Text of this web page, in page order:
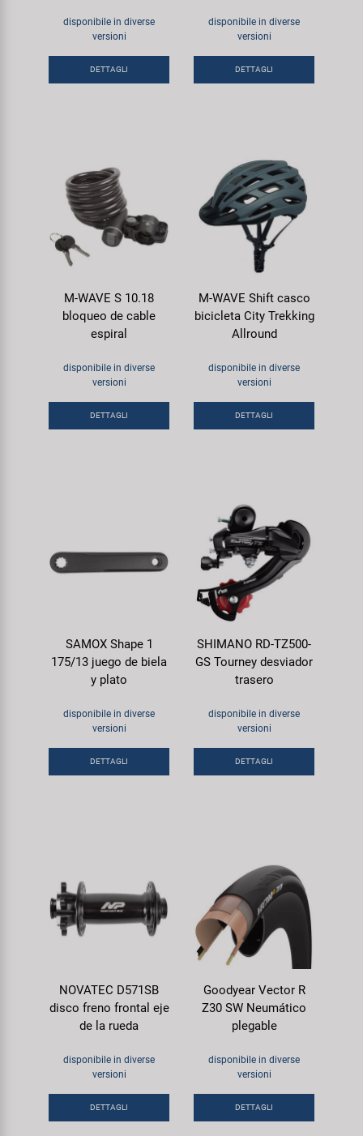
disponibile in diverse
versioni
DETTAGLI
disponibile in diverse
versioni
DETTAGLI
M-WAVE S 10.18
bloqueo de cable
espiral
disponibile in diverse
versioni
DETTAGLI
M-WAVE Shift casco
bicicleta City Trekking
Allround
disponibile in diverse
versioni
DETTAGLI
SAMOX Shape 1
175/13 juego de biela
y plato
disponibile in diverse
versioni
DETTAGLI
SHIMANO RD-TZ500-
GS Tourney desviador
trasero
disponibile in diverse
versioni
DETTAGLI
NOVATEC D571SB
disco freno frontal eje
de la rueda
disponibile in diverse
versioni
DETTAGLI
Goodyear Vector R
Z30 SW Neumático
plegable
disponibile in diverse
versioni
DETTAGLI